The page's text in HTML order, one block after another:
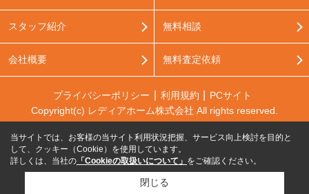
スタッフ紹介
会社概要
無料相談
無料査定依頼
プライバシーポリシー 利用規約
PCサイト
Copyright(c) レディアホーム株式会社 All rights reserved.
当サイトでは、お客様の当サイト利用状況把握、サービス向上検討を目的と
して、クッキー（Cookie）を使用しています。
詳しくは、当社の 「Cookieの取扱いについて」 をご確認ください。
閉じる